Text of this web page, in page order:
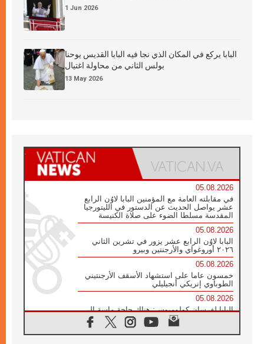
1 Jun 2026
البابا يركع في المكان الذي نجا فيه البابا القديس يوحنا
بولس الثاني من محاولة اغتيال
13 May 2026
05.08.2026
في مقابلته العامة مع المؤمنين البابا لاوُن الرابع
عشر يواصل الحديث عن الدستور في الليتورجيا
المقدسة مسلطا الضوء على صلاة الكنيسة
05.08.2026
البابا لاوُن الرابع عشر يزور في تشرين الثاني
٢٠٢٦ أوروغواي والأرجنتين وبيرو
05.08.2026
خمسون عاما على استشهاد الأسقف الأرجنتيني
الطوباوي إنريكي أنجيليلي
05.08.2026
البابا لفرسان كولومبوس: هناك حاجة ماسة إلى
أنبياء تناغم يسعون إلى بناء الجسور
04.08.2026